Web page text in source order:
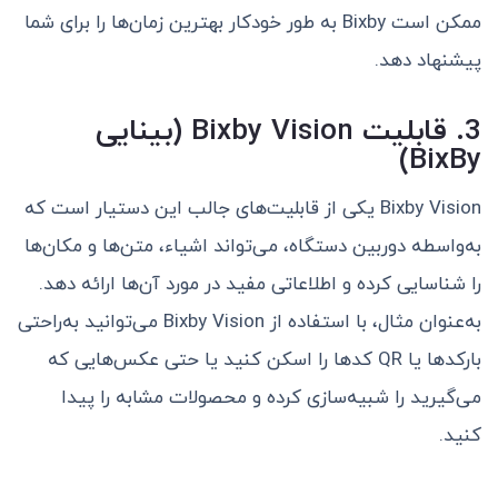
ممکن است Bixby به طور خودکار بهترین زمان‌ها را برای شما
پیشنهاد دهد.
3. قابلیت Bixby Vision (بینایی
BixBy)
Bixby Vision یکی از قابلیت‌های جالب این دستیار است که
به‌واسطه دوربین دستگاه، می‌تواند اشیاء، متن‌ها و مکان‌ها
را شناسایی کرده و اطلاعاتی مفید در مورد آن‌ها ارائه دهد.
به‌عنوان مثال، با استفاده از Bixby Vision می‌توانید به‌راحتی
بارکدها یا QR کدها را اسکن کنید یا حتی عکس‌هایی که
می‌گیرید را شبیه‌سازی کرده و محصولات مشابه را پیدا
کنید.